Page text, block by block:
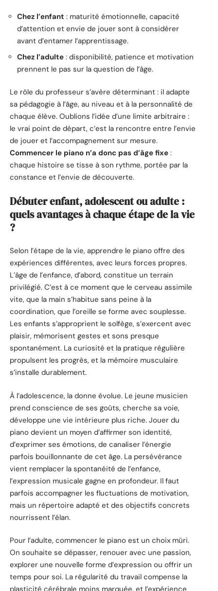
Chez l’enfant : maturité émotionnelle, capacité
d’attention et envie de jouer sont à considérer
avant d’entamer l’apprentissage.
Chez l’adulte : disponibilité, patience et motivation
prennent le pas sur la question de l’âge.
Le rôle du professeur s’avère déterminant : il adapte
sa pédagogie à l’âge, au niveau et à la personnalité de
chaque élève. Oublions l’idée d’une limite arbitraire :
le vrai point de départ, c’est la rencontre entre l’envie
de jouer et l’accompagnement sur mesure.
Commencer le piano n’a donc pas d’âge fixe :
chaque histoire se tisse à son rythme, portée par la
constance et l’envie de découverte.
Débuter enfant, adolescent ou adulte :
quels avantages à chaque étape de la vie
?
Selon l’étape de la vie, apprendre le piano offre des
expériences différentes, avec leurs forces propres.
L’âge de l’enfance, d’abord, constitue un terrain
privilégié. C’est à ce moment que le cerveau assimile
vite, que la main s’habitue sans peine à la
coordination, que l’oreille se forme avec souplesse.
Les enfants s’approprient le solfège, s’exercent avec
plaisir, mémorisent gestes et sons presque
spontanément. La curiosité et la pratique régulière
propulsent les progrès, et la mémoire musculaire
s’installe durablement.
À l’adolescence, la donne évolue. Le jeune musicien
prend conscience de ses goûts, cherche sa voie,
développe une vie intérieure plus riche. Jouer du
piano devient un moyen d’affirmer son identité,
d’exprimer ses émotions, de canaliser l’énergie
parfois bouillonnante de cet âge. La persévérance
vient remplacer la spontanéité de l’enfance,
l’expression musicale gagne en profondeur. Il faut
parfois accompagner les fluctuations de motivation,
mais un répertoire adapté et des objectifs concrets
nourrissent l’élan.
Pour l’adulte, commencer le piano est un choix mûri.
On souhaite se dépasser, renouer avec une passion,
explorer une nouvelle forme d’expression ou offrir un
temps pour soi. La régularité du travail compense la